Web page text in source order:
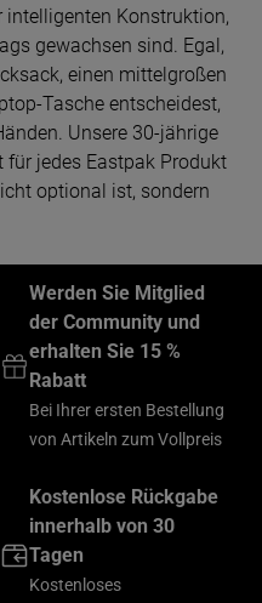
intelligenten Konstruktion,
gewachsen sind. Egal,
einen mittelgroßen
Tasche entscheidest,
Unsere 30-jährige
jedes Eastpak Produkt
optional ist, sondern
Werden Sie Mitglied
der Community und
erhalten Sie 15 %
Rabatt
Bei Ihrer ersten Bestellung
von Artikeln zum Vollpreis
Kostenlose Rückgabe
innerhalb von 30
Tagen
Kostenloses